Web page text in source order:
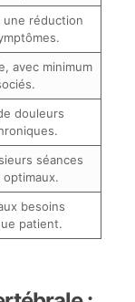
une réduction
avec minimum
douleurs
séances
besoins
patient.